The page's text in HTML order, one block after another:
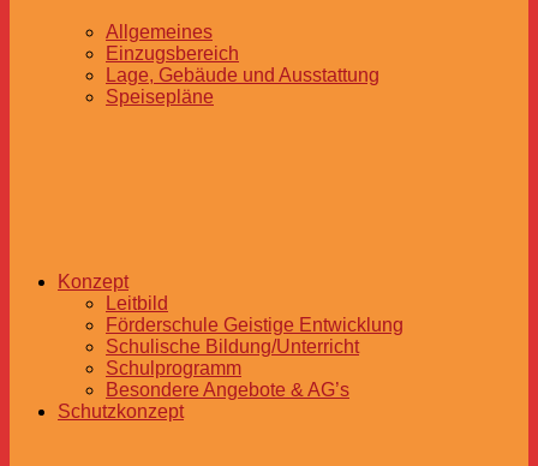
Allgemeines
Einzugsbereich
Lage, Gebäude und Ausstattung
Speisepläne
Konzept
Leitbild
Förderschule Geistige Entwicklung
Schulische Bildung/Unterricht
Schulprogramm
Besondere Angebote & AG’s
Schutzkonzept